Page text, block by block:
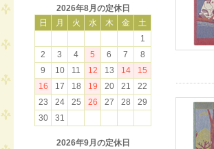
2026年8月の定休日
日
月 火 水 木 金
土
1
2
3 4 5 6 7
8
9
10 11 12 13 14
15
16
17 18 19 20 21
22
23
24 25 26 27 28
29
30
31
2026年9月の定休日